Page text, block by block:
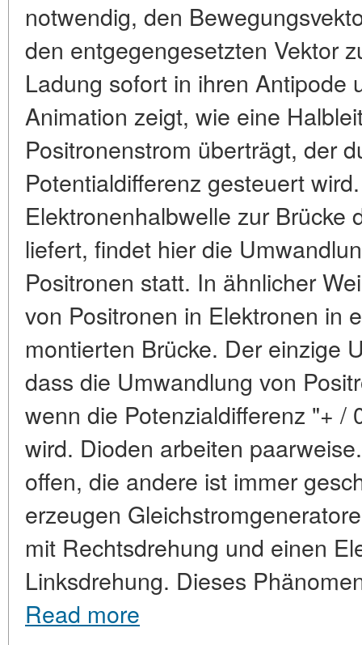
notwendig, den
den entgegengesetzten Vektor
Ladung sofort in ihren Antipode
Animation zeigt, wie eine
Positronenstrom überträgt, der
Potentialdifferenz gesteuert
Elektronenhalbwelle zur Brücke
liefert, findet hier die
Positronen statt. In ähnlicher
von Positronen in Elektronen in
montierten Brücke. Der einzige
dass die Umwandlung von
wenn die Potenzialdifferenz "+ /
wird. Dioden arbeiten
offen, die andere ist immer
erzeugen
mit Rechtsdrehung und einen
Linksdrehung. Dieses
Read more